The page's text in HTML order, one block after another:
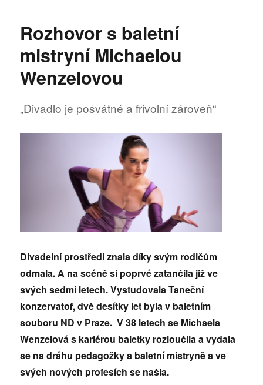
Rozhovor s baletní
mistryní Michaelou
Wenzelovou
„Divadlo je posvátné a frivolní zároveň“
Divadelní prostředí znala díky svým rodičům
odmala. A na scéně si poprvé zatančila již ve
svých sedmi letech. Vystudovala Taneční
konzervatoř, dvě desítky let byla v baletním
souboru ND v Praze. V 38 letech se Michaela
Wenzelová s kariérou baletky rozloučila a vydala
se na dráhu pedagožky a baletní mistryně a ve
svých nových profesích se našla.